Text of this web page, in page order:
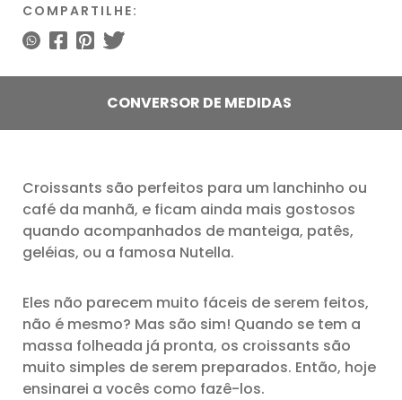
COMPARTILHE:
CONVERSOR DE MEDIDAS
Croissants são perfeitos para um lanchinho ou
café da manhã, e ficam ainda mais gostosos
quando acompanhados de manteiga, patês,
geléias, ou a famosa Nutella.
Eles não parecem muito fáceis de serem feitos,
não é mesmo? Mas são sim! Quando se tem a
massa folheada já pronta, os croissants são
muito simples de serem preparados. Então, hoje
ensinarei a vocês como fazê-los.